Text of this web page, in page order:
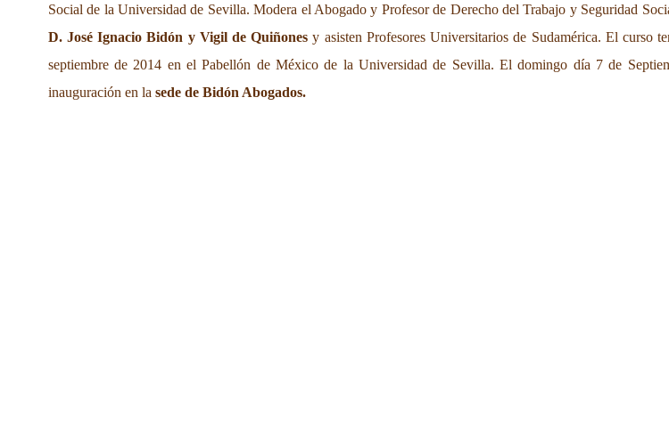
Social de la Universidad de Sevilla. Modera el Abogado y Profesor de Derecho del Trabajo y Seguridad
D. José Ignacio Bidón y Vigil de Quiñones y asisten Profesores Universitarios de Sudamérica. El curso
septiembre de 2014 en el Pabellón de México de la Universidad de Sevilla. El domingo día 7 de
inauguración en la sede de Bidón Abogados.